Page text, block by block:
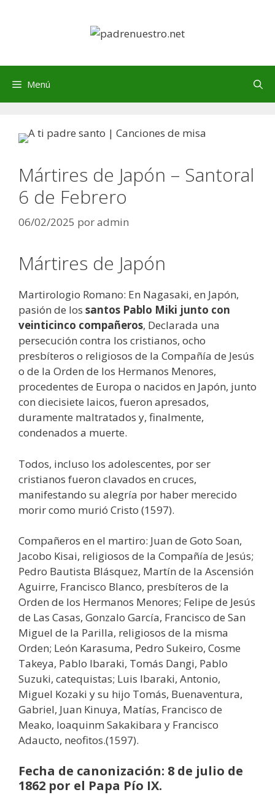
Menú
Mártires de Japón – Santoral
6 de Febrero
06/02/2025 poradmin
Mártires de Japón
Martirologio Romano: En Nagasaki, en Japón,
pasión de los santos Pablo Miki junto con
veinticinco compañeros, Declarada una
persecución contra los cristianos, ocho
presbíteros o religiosos de la Compañía de Jesús
o de la Orden de los Hermanos Menores,
procedentes de Europa o nacidos en Japón, junto
con diecisiete laicos, fueron apresados,
duramente maltratados y, finalmente,
condenados a muerte.
Todos, incluso los adolescentes, por ser
cristianos fueron clavados en cruces,
manifestando su alegría por haber merecido
morir como murió Cristo (1597).
Compañeros en el martiro: Juan de Goto Soan,
Jacobo Kisai, religiosos de la Compañía de Jesús;
Pedro Bautista Blásquez, Martín de la Ascensión
Aguirre, Francisco Blanco, presbíteros de la
Orden de los Hermanos Menores; Felipe de Jesús
de Las Casas, Gonzalo García, Francisco de San
Miguel de la Parilla, religiosos de la misma
Orden; León Karasuma, Pedro Sukeiro, Cosme
Takeya, Pablo Ibaraki, Tomás Dangi, Pablo
Suzuki, catequistas; Luis Ibaraki, Antonio,
Miguel Kozaki y su hijo Tomás, Buenaventura,
Gabriel, Juan Kinuya, Matías, Francisco de
Meako, Ioaquinm Sakakibara y Francisco
Adaucto, neofitos.(1597).
Fecha de canonización: 8 de julio de
1862 por el Papa Pío IX.